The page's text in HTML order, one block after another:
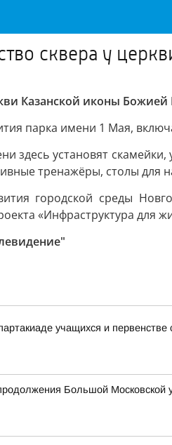
сквера у
Казанской иконы
парка имени 1 Мая,
здесь установят
тренажёры, столы
городской среды
«Инфраструктура для
учащихся и первенстве
Большой Московской